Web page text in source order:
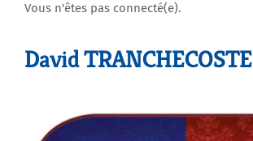
Agenda
Vous n'êtes pas connecté(e).
David TRANCHECOSTE